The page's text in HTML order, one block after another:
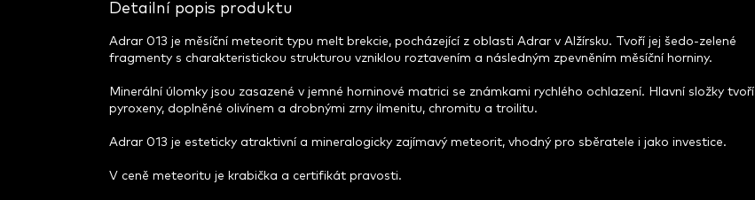
Detailní popis produktu
Adrar 013 je měsíční meteorit typu melt brekcie, pocházející z oblasti Adrar v Alžírsku. Tvoří jej šedo-zelené
fragmenty s charakteristickou strukturou vzniklou roztavením a následným zpevněním měsíční horniny.
Minerální úlomky jsou zasazené v jemné horninové matrici se známkami rychlého ochlazení. Hlavní složky tvoří
pyroxeny, doplněné olivínem a drobnými zrny ilmenitu, chromitu a troilitu.
Adrar 013 je esteticky atraktivní a mineralogicky zajímavý meteorit, vhodný pro sběratele i jako investice.
V ceně meteoritu je krabička a certifikát pravosti.